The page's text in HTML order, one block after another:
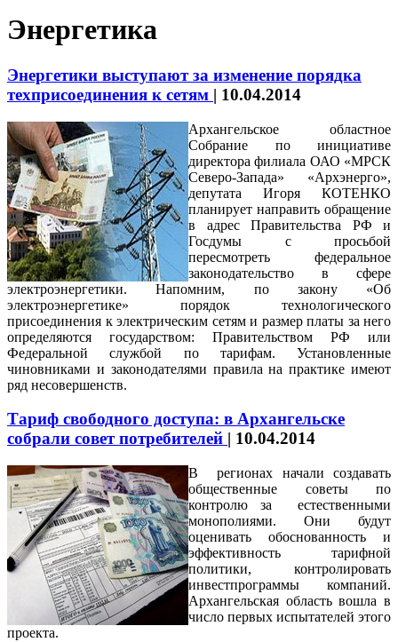
Энергетика
Энергетики выступают за изменение порядка
техприсоединения к сетям | 10.04.2014
Архангельское областное
Собрание по инициативе
директора филиала ОАО «МРСК
Северо-Запада» «Архэнерго»,
депутата Игоря КОТЕНКО
планирует направить обращение
в адрес Правительства РФ и
Госдумы с просьбой
пересмотреть федеральное
законодательство в сфере
электроэнергетики. Напомним, по закону «Об
электроэнергетике» порядок технологического
присоединения к электрическим сетям и размер платы за него
определяются государством: Правительством РФ или
Федеральной службой по тарифам. Установленные
чиновниками и законодателями правила на практике имеют
ряд несовершенств.
Тариф свободного доступа: в Архангельске
собрали совет потребителей | 10.04.2014
В регионах начали создавать
общественные советы по
контролю за естественными
монополиями. Они будут
оценивать обоснованность и
эффективность тарифной
политики, контролировать
инвестпрограммы компаний.
Архангельская область вошла в
число первых испытателей этого
проекта.